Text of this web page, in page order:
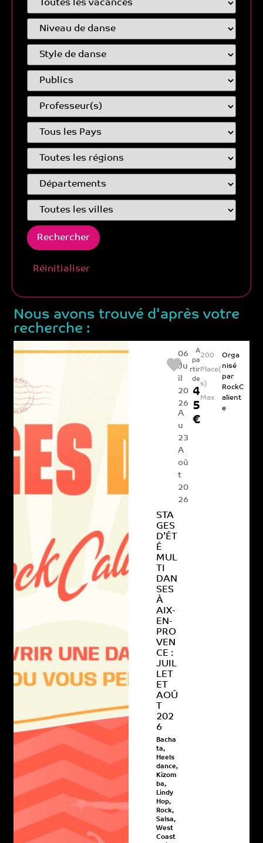
Réinitialiser
Nous avons trouvé d'après votre
recherche :
STA
GES
D’ÉT
É
MUL
TI
DAN
SES
À
AIX-
EN-
PRO
VEN
CE :
JUIL
LET
ET
AOÛ
T
202
6
Bacha
ta,
Heels
dance,
Kizom
ba,
Lindy
Hop,
Rock,
Salsa,
West
Coast
06
Ju
il
20
26
A
u
23
A
oû
t
20
26
A
pa
rtir
de
4
5
€
200
Place(
s)
Max
Orga
nisé
par
RockC
alient
e